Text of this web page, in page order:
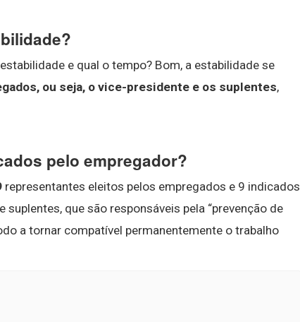
e qual o tempo? Bom, a estabilidade se
ou seja, o vice-presidente e os suplentes,
pelo empregador?
representantes eleitos pelos empregados e 9 indicados
que são responsáveis pela “prevenção de
a tornar compatível permanentemente o trabalho